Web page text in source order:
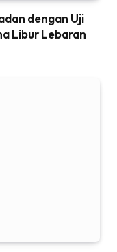
dengan Uji
Libur Lebaran